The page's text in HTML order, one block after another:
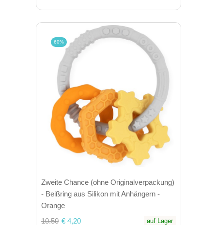
60%
Zweite Chance (ohne Originalverpackung)
- Beißring aus Silikon mit Anhängern -
Orange
10.50 € 4,20 auf Lager